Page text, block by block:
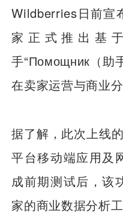
Wildberries日前宣
家正式推出基
手“Помощник（助
在卖家运营与商业
据了解，此次上线
平台移动端应用及
成前期测试后，该
家的商业数据分析工